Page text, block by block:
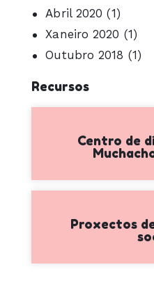
Abril 2020 (1)
Xaneiro 2020 (1)
Outubro 2018 (1)
Recursos
Centro de
Proxectos